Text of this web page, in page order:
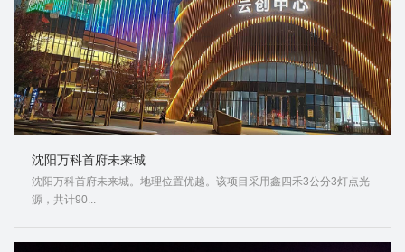
沈阳万科首府未来城
沈阳万科首府未来城。地理位置优越。该项目采用鑫四禾3公分3灯点光
源，共计90...